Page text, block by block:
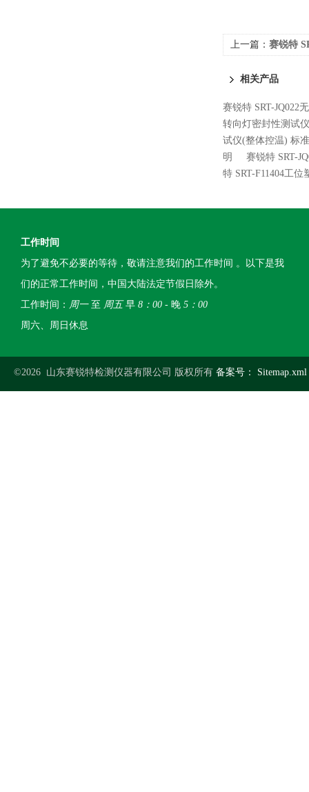
上一篇： 赛锐特
相关产品
赛锐特 SRT-JQ022
转向灯密封性测试
试仪(整体控温) 标准
明
赛锐特 SRT-
特 SRT-F11404工
工作时间
为了避免不必要的等待，敬请注意我们的工作时间 。以下是我
们的正常工作时间，中国大陆法定节假日除外。
工作时间： 周一至 周五早 8：00 - 晚 5：00
周六、周日休息
©2026 山东赛锐特检测仪器有限公司 版权所有 备案号： Sitemap.xml